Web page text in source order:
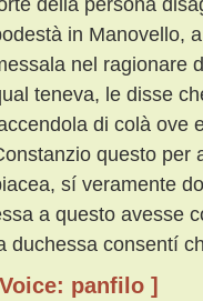
in Manovello,
nel ragionare
teneva, le disse
di colà ove
questo per
sí veramente
a questo avesse
duchessa consentí
panfilo ]